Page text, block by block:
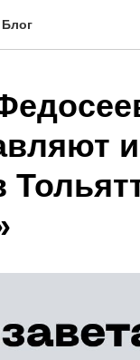
Блог